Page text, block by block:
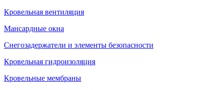
Кровельная вентиляция
Мансардные окна
Снегозадержатели и элементы безопасности
Кровельная гидроизоляция
Кровельные мембраны